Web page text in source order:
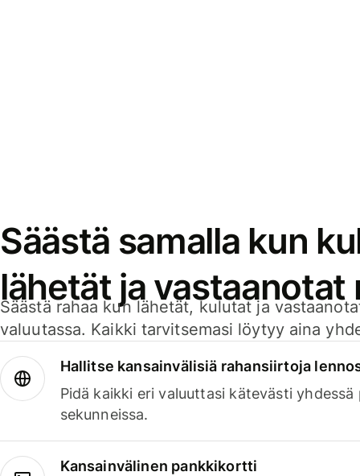
Säästä samalla kun
lähetät ja vastaanotat
Säästä rahaa kun lähetät, kulutat ja
valuutassa. Kaikki tarvitsemasi löytyy aina
Hallitse kansainvälisiä rahansiirtoja
Pidä kaikki eri valuuttasi kätevästi yhdessä
sekunneissa.
Kansainvälinen pankkikortti